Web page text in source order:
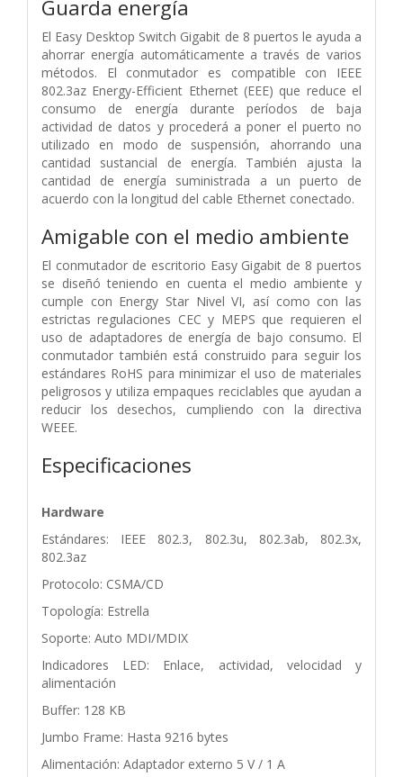
Guarda energía
El Easy Desktop Switch Gigabit de 8 puertos le ayuda a
ahorrar energía automáticamente a través de varios
métodos. El conmutador es compatible con IEEE
802.3az Energy-Efficient Ethernet (EEE) que reduce el
consumo de energía durante períodos de baja
actividad de datos y procederá a poner el puerto no
utilizado en modo de suspensión, ahorrando una
cantidad sustancial de energía. También ajusta la
cantidad de energía suministrada a un puerto de
acuerdo con la longitud del cable Ethernet conectado.
Amigable con el medio ambiente
El conmutador de escritorio Easy Gigabit de 8 puertos
se diseñó teniendo en cuenta el medio ambiente y
cumple con Energy Star Nivel VI, así como con las
estrictas regulaciones CEC y MEPS que requieren el
uso de adaptadores de energía de bajo consumo. El
conmutador también está construido para seguir los
estándares RoHS para minimizar el uso de materiales
peligrosos y utiliza empaques reciclables que ayudan a
reducir los desechos, cumpliendo con la directiva
WEEE.
Especificaciones
Hardware
Estándares: IEEE 802.3, 802.3u, 802.3ab, 802.3x,
802.3az
Protocolo: CSMA/CD
Topología: Estrella
Soporte: Auto MDI/MDIX
Indicadores LED: Enlace, actividad, velocidad y
alimentación
Buffer: 128 KB
Jumbo Frame: Hasta 9216 bytes
Alimentación: Adaptador externo 5 V / 1 A